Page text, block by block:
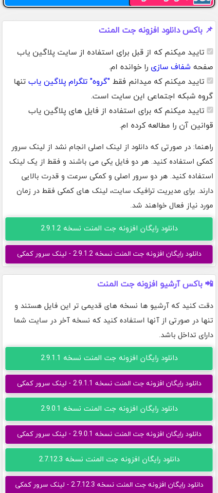
📌 باکس دانلود افزونه جت المنت
تایید میکنم که از قبل برای استفاده از سایت پلاگین یاب
صفحه شفاف سازی را خوانده ام.
تایید میکنم که میدانم فقط "گروه" تلگرام پلاگین یاب تنها
گروه شبکه اجتماعی این سایت است.
تایید میکنم که برای استفاده از فایل های پلاگین یاب
قوانین آن را مطالعه کرده ام.
راهنما: در صورتی که دانلود از لینک اصلی انجام نشد از لینک سرور
کمکی استفاده کنید. هر دو فایل یکی می باشند و فقط از یک لینک
استفاده کنید. هر دو سرور اصلی و کمکی سرعت و قدرت بالایی
دارند. برای مدیریت ترافیک سایت، لینک های کمکی فقط در زمان
مورد نیاز فعال خواهند شد.
دانلود رایگان افزونه جت المنت نسخه 2.9.1.2
دانلود رایگان افزونه جت المنت نسخه 2.9.1.2 - لینک سرور کمکی
📲 باکس آرشیو افزونه جت المنت
دقت کنید که آرشیو ها نسخه های قدیمی تر این فایل هستند و
تنها در صورتی از آنها استفاده کنید که نسخه آخر در سایت شما
دارای تداخل باشد.
دانلود رایگان افزونه جت المنت نسخه 2.9.1.1
دانلود رایگان افزونه جت المنت نسخه 2.9.1.1 - لینک سرور کمکی
دانلود رایگان افزونه جت المنت نسخه 2.9.0.1
دانلود رایگان افزونه جت المنت نسخه 2.9.0.1 - لینک سرور کمکی
دانلود رایگان افزونه جت المنت نسخه 2.7.12.3
دانلود رایگان افزونه جت المنت نسخه 2.7.12.3 - لینک سرور کمکی